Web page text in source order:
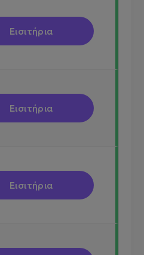
Εισιτήρια
Εισιτήρια
Εισιτήρια